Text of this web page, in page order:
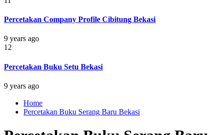
Percetakan Company Profile Cibitung Bekasi
9 years ago
12
Percetakan Buku Setu Bekasi
9 years ago
Home
Percetakan Buku Serang Baru Bekasi